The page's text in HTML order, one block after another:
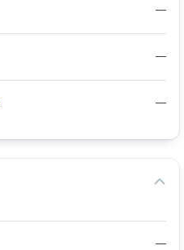
—
—
—
—